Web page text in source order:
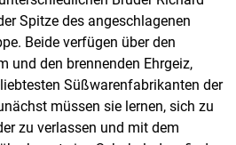
Spitze des angeschlagenen
Beide verfügen über den
und den brennenden Ehrgeiz,
Süßwarenfabrikanten der
müssen sie lernen, sich zu
zu verlassen und mit dem